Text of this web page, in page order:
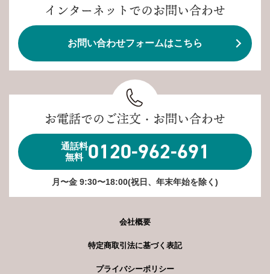
インターネットでのお問い合わせ
お問い合わせフォームはこちら
お電話でのご注文・お問い合わせ
通話料
無料 0120-962-691
月〜金 9:30〜18:00(祝日、年末年始を除く)
会社概要
特定商取引法に基づく表記
プライバシーポリシー